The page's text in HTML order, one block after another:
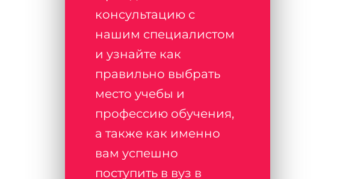
консультацию с
нашим специалистом
и узнайте как
правильно выбрать
место учебы и
профессию обучения,
а также как именно
вам успешно
поступить в вуз в